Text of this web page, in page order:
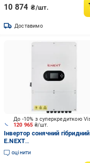
10 874 ₴/шт.
Доставимо
120 965 ₴/шт.
Інвертор сонячний гібридний
E.NEXT
e.inv.h1.industrial.48.12000
(i096004)
оцінити